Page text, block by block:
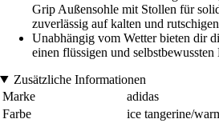
Grip Außensohle mit Stollen für
zuverlässig auf kalten und
Unabhängig vom Wetter bieten dir
einen flüssigen und
Zusätzliche Informationen
Marke
adidas
Farbe
ice tangerine/